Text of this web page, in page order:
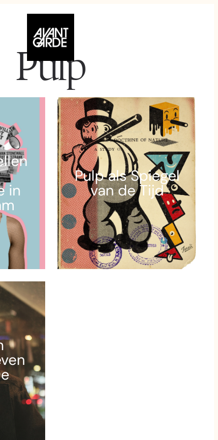
Pulp
in
Pulp als Spiegel
van de Tijd